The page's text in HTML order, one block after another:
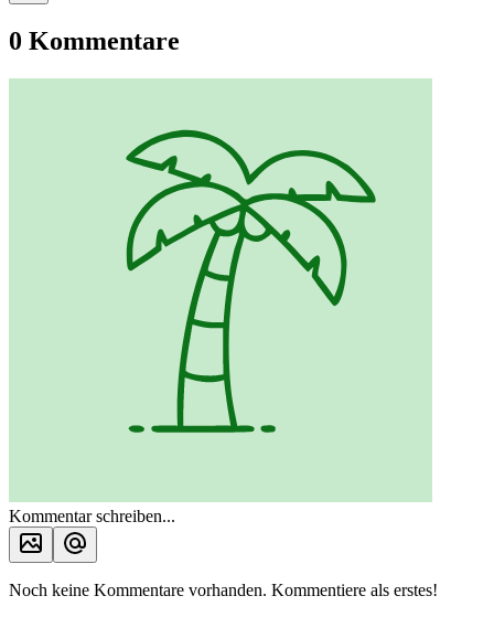
0 Kommentare
Kommentar schreiben...
Noch keine Kommentare vorhanden. Kommentiere als erstes!